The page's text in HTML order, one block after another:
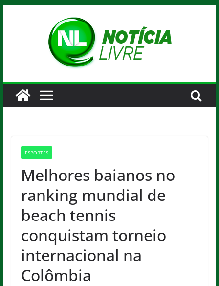
ESPORTES
Melhores baianos no
ranking mundial de
beach tennis
conquistam torneio
internacional na
Colômbia